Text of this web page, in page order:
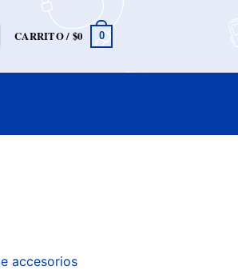
CARRITO / $0 0
accesorios